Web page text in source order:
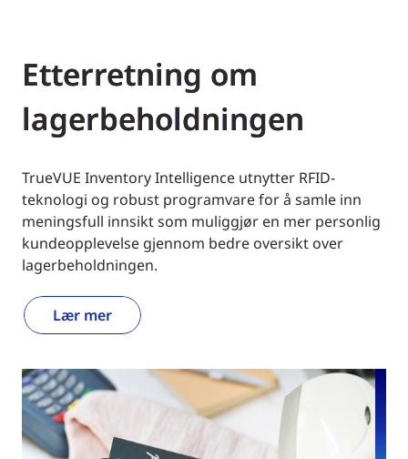
Etterretning om
lagerbeholdningen
TrueVUE Inventory Intelligence utnytter RFID-
teknologi og robust programvare for å samle inn
meningsfull innsikt som muliggjør en mer personlig
kundeopplevelse gjennom bedre oversikt over
lagerbeholdningen.
Lær mer